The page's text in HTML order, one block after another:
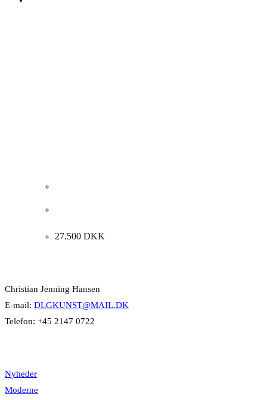
27.500 DKK
Christian Jenning Hansen
E-mail: DLGKUNST@MAIL.DK
Telefon: +45 2147 0722
Nyheder
Moderne